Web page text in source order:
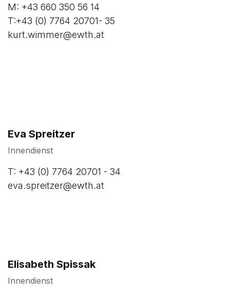
M: +43 660 350 56 14
T:+43 (0) 7764 20701- 35
kurt.wimmer@ewth.at
Eva Spreitzer
Innendienst
T: +43 (0) 7764 20701 - 34
eva.spreitzer@ewth.at
Elisabeth Spissak
Innendienst